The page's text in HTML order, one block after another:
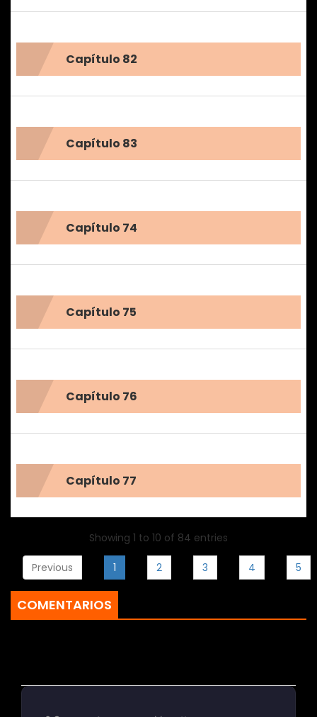
Capítulo 82
Capítulo 83
Capítulo 74
Capítulo 75
Capítulo 76
Capítulo 77
Showing 1 to 10 of 84 entries
Previous 1 2 3 4 5
COMENTARIOS